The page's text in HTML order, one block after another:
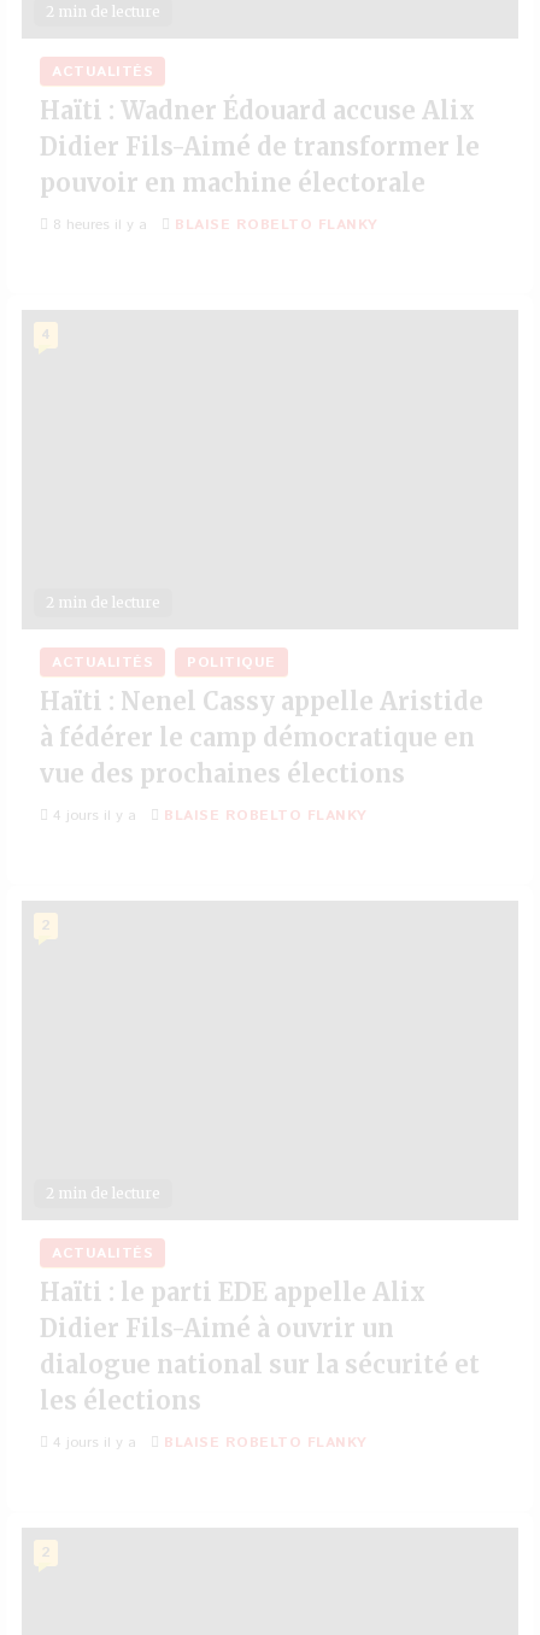
2 min de lecture
ACTUALITÉS
Haïti : Wadner Édouard accuse Alix
Didier Fils-Aimé de transformer le
pouvoir en machine électorale
8 heures il y a BLAISE ROBELTO FLANKY
2 min de lecture
4
ACTUALITÉS POLITIQUE
Haïti : Nenel Cassy appelle Aristide
à fédérer le camp démocratique en
vue des prochaines élections
4 jours il y a BLAISE ROBELTO FLANKY
2 min de lecture
2
ACTUALITÉS
Haïti : le parti EDE appelle Alix
Didier Fils-Aimé à ouvrir un
dialogue national sur la sécurité et
les élections
4 jours il y a BLAISE ROBELTO FLANKY
2